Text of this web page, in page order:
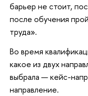
барьер не стоит,
после обучения
труда».
Во время
какое из двух
выбрала — кейс-
направление.